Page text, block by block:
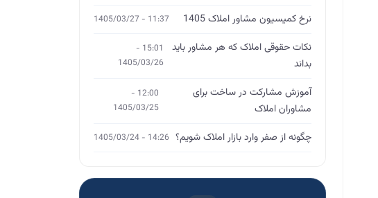
نرخ کمیسیون مشاور املاک 1405 11:37 - 1405/03/27
نکات حقوقی املاک که هر مشاور باید
بداند
15:01 -
1405/03/26
آموزش مشارکت در ساخت برای
مشاوران املاک
12:00 -
1405/03/25
چگونه از صفر وارد بازار املاک شویم؟ 14:26 - 1405/03/24